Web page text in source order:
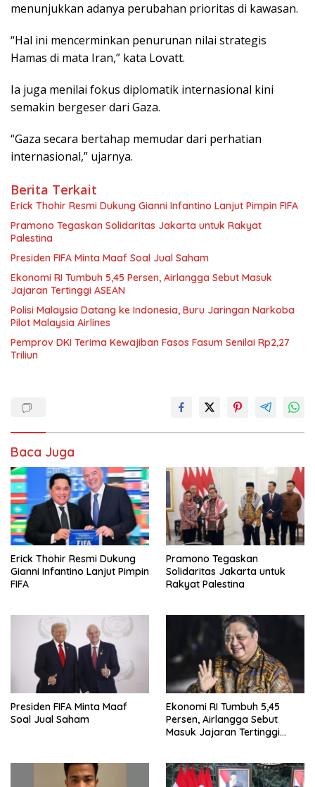
menunjukkan adanya perubahan prioritas di kawasan.
“Hal ini mencerminkan penurunan nilai strategis
Hamas di mata Iran,” kata Lovatt.
Ia juga menilai fokus diplomatik internasional kini
semakin bergeser dari Gaza.
“Gaza secara bertahap memudar dari perhatian
internasional,” ujarnya.
Berita Terkait
Erick Thohir Resmi Dukung Gianni Infantino Lanjut Pimpin FIFA
Pramono Tegaskan Solidaritas Jakarta untuk Rakyat
Palestina
Presiden FIFA Minta Maaf Soal Jual Saham
Ekonomi RI Tumbuh 5,45 Persen, Airlangga Sebut Masuk
Jajaran Tertinggi ASEAN
Polisi Malaysia Datang ke Indonesia, Buru Jaringan Narkoba
Pilot Malaysia Airlines
Pemprov DKI Terima Kewajiban Fasos Fasum Senilai Rp2,27
Triliun
Baca Juga
Erick Thohir Resmi Dukung
Gianni Infantino Lanjut Pimpin
FIFA
Pramono Tegaskan
Solidaritas Jakarta untuk
Rakyat Palestina
Presiden FIFA Minta Maaf
Soal Jual Saham
Ekonomi RI Tumbuh 5,45
Persen, Airlangga Sebut
Masuk Jajaran Tertinggi